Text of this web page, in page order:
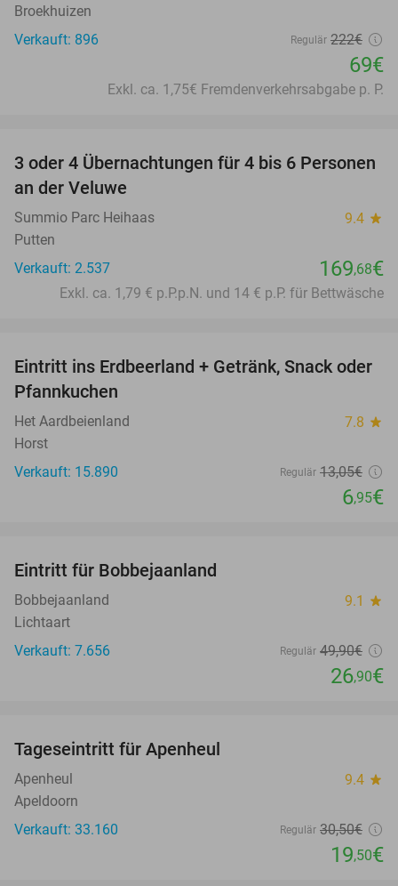
Broekhuizen
Verkauft: 896
Regulär 222€
69€
Exkl. ca. 1,75€ Fremdenverkehrsabgabe p. P.
3 oder 4 Übernachtungen für 4 bis 6 Personen
an der Veluwe
Summio Parc Heihaas 9.4 star
Putten
Verkauft: 2.537
169,68€
Exkl. ca. 1,79 € p.P.p.N. und 14 € p.P. für Bettwäsche
47%
Eintritt ins Erdbeerland + Getränk, Snack oder
Pfannkuchen
Het Aardbeienland 7.8 star
Horst
Verkauft: 15.890
Regulär 13,05€
6,95€
Eintritt für Bobbejaanland
Bobbejaanland 9.1 star
Lichtaart
Verkauft: 7.656
Regulär 49,90€
26,90€
Tageseintritt für Apenheul
Apenheul 9.4 star
Apeldoorn
Verkauft: 33.160
Regulär 30,50€
19,50€